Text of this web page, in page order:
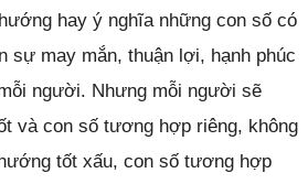
hay ý nghĩa những con số có
sự may mắn, thuận lợi, hạnh phúc
người. Nhưng mỗi người sẽ
và con số tương hợp riêng, không
tốt xấu, con số tương hợp